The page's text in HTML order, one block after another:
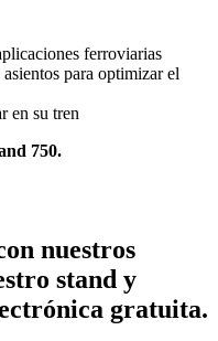
ferroviarias
para optimizar el
en su tren
750.
nuestros
stand y
gratuita.